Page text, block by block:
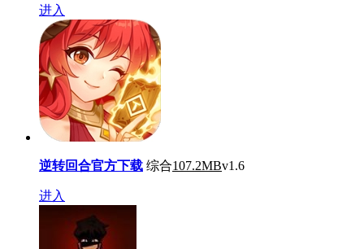
进入
逆转回合官方下载 综合107.2MBv1.6
进入